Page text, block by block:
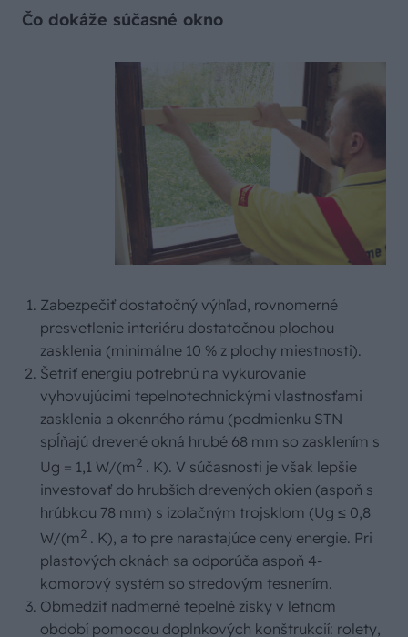
Čo dokáže súčasné okno
Zabezpečiť dostatočný výhľad, rovnomerné
presvetlenie interiéru dostatočnou plochou
zasklenia (minimálne 10 % z plochy miestnosti).
Šetriť energiu potrebnú na vykurovanie
vyhovujúcimi tepelnotechnickými vlastnosťami
zasklenia a okenného rámu (podmienku STN
spĺňajú drevené okná hrubé 68 mm so zasklením s
Ug = 1,1 W/(m2 . K). V súčasnosti je však lepšie
investovať do hrubších drevených okien (aspoň s
hrúbkou 78 mm) s izolačným trojsklom (Ug ≤ 0,8
W/(m2 . K), a to pre narastajúce ceny energie. Pri
plastových oknách sa odporúča aspoň 4-
komorový systém so stredovým tesnením.
Obmedziť nadmerné tepelné zisky v letnom
období pomocou doplnkových konštrukcií: rolety,